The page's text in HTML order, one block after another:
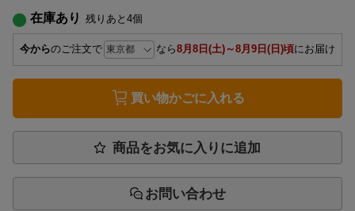
在庫あり 残りあと 4個
今からのご注文で なら8月8日(土)～8月9日(日)頃にお届け
買い物かごに入れる
商品をお気に入りに追加
お問い合わせ